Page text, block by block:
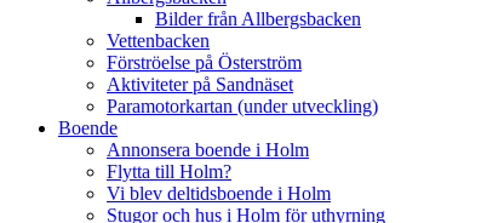
Bilder från Allbergsbacken
Vettenbacken
Förströelse på Österström
Aktiviteter på Sandnäset
Paramotorkartan (under utveckling)
Boende
Annonsera boende i Holm
Flytta till Holm?
Vi blev deltidsboende i Holm
Stugor och hus i Holm för uthyrning